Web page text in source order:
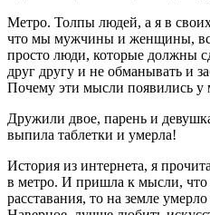
Метро. Толпы людей, а я в
что мы мужчины и женщины,
просто люди, которые должны
друг другу и не обманывать и
Почему эти мысли появились у
Дружили двое, парень и
выпила таблетки и умерла!
История из интернета, я
в метро. И пришла к мысли,
расставания, то на земле